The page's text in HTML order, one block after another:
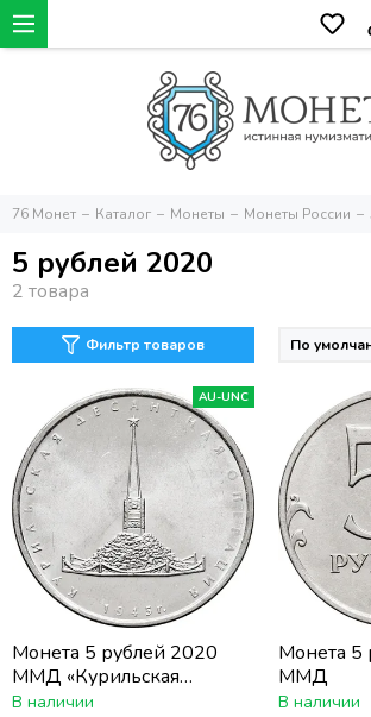
76 Монет Каталог Монеты Монеты России
5 рублей 2020
Фильтр товаров
AU-UNC
Монета 5 рублей 2020
ММД «Курильская
десантная операция»
В наличии
Монета 5
ММД
В наличии